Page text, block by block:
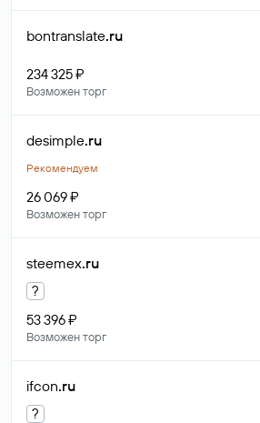
bontranslate.ru
234 325 ₽
Возможен торг
desimple.ru
Рекомендуем
26 069 ₽
Возможен торг
steemex.ru
?
53 396 ₽
Возможен торг
ifcon.ru
?